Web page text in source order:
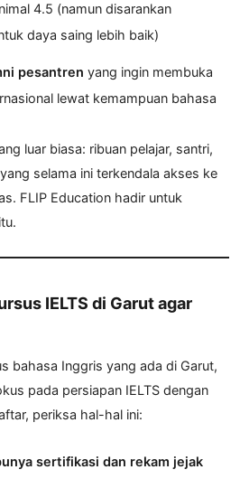
4.5 (namun disarankan
daya saing lebih baik)
pesantren yang ingin membuka
lewat kemampuan bahasa
luar biasa: ribuan pelajar, santri,
selama ini terkendala akses ke
FLIP Education hadir untuk
IELTS di Garut agar
bahasa Inggris yang ada di Garut,
pada persiapan IELTS dengan
periksa hal-hal ini:
sertifikasi dan rekam jejak